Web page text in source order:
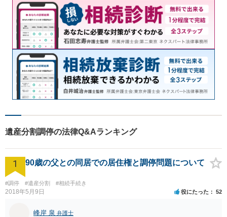
遺産分割調停の法律Q&Aランキング
1 90歳の父との同居での居住権と調停問題について
#調停 #遺産分割 #相続手続き
2018年5月9日 役にたった 52
峰岸 泉 弁護士